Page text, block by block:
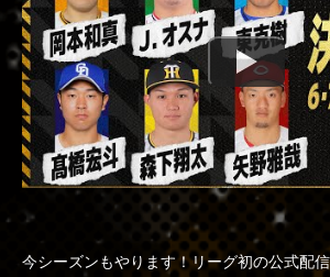
今シーズンもやります！リーグ初の公式配